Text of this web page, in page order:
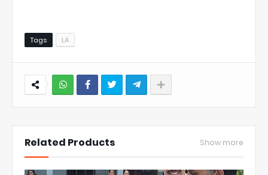
Tags LA
Related Products Show more